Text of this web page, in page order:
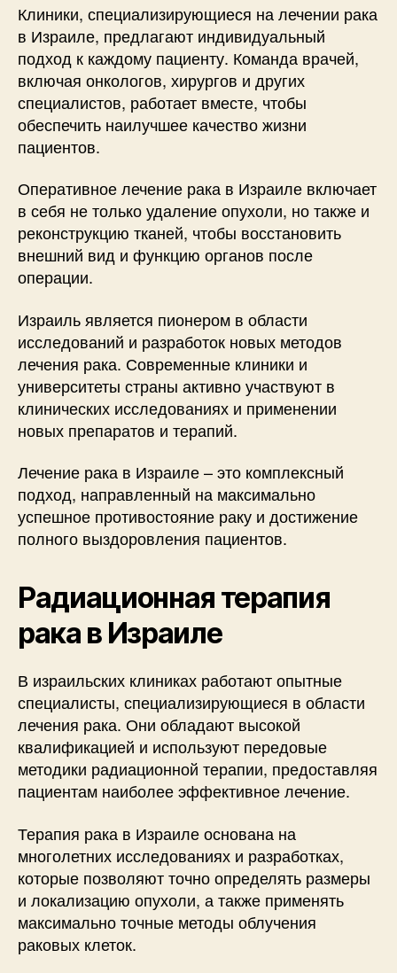
Клиники, специализирующиеся на лечении рака
в Израиле, предлагают индивидуальный
подход к каждому пациенту. Команда врачей,
включая онкологов, хирургов и других
специалистов, работает вместе, чтобы
обеспечить наилучшее качество жизни
пациентов.
Оперативное лечение рака в Израиле включает
в себя не только удаление опухоли, но также и
реконструкцию тканей, чтобы восстановить
внешний вид и функцию органов после
операции.
Израиль является пионером в области
исследований и разработок новых методов
лечения рака. Современные клиники и
университеты страны активно участвуют в
клинических исследованиях и применении
новых препаратов и терапий.
Лечение рака в Израиле – это комплексный
подход, направленный на максимально
успешное противостояние раку и достижение
полного выздоровления пациентов.
Радиационная терапия
рака в Израиле
В израильских клиниках работают опытные
специалисты, специализирующиеся в области
лечения рака. Они обладают высокой
квалификацией и используют передовые
методики радиационной терапии, предоставляя
пациентам наиболее эффективное лечение.
Терапия рака в Израиле основана на
многолетних исследованиях и разработках,
которые позволяют точно определять размеры
и локализацию опухоли, а также применять
максимально точные методы облучения
раковых клеток.